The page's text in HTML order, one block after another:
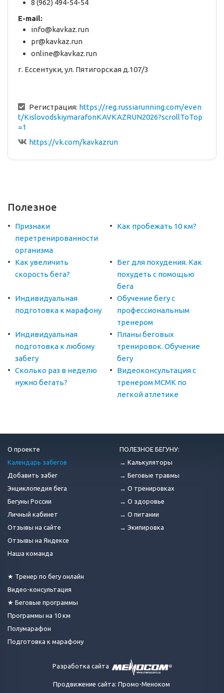
8 (962) 494-54-54
E-mail:
info@kavkaz.run
pr@kavkaz.run
online@kavkaz.run
г. Ессентуки, ул. Пятигорская д.107/3
Регистрация: https://reg.russiarunning.com/even
t/KislovodskiymarafonKAVKAZRUN2026?scrollToTop
=1
https://vk.com/kavkazrun
Полезное
Признаки
перетренированности
организма
Как пробежать 10 км?
Как увеличить
скорость бега?
Бег для похудения. Как
похудеть с помощью
бега
Индивидуальная
подготовка к марафону
Обучение бегу с
профессиональным
тренером
Индивидуальная
подготовка к любому
забегу
Планы беговых
тренировок. Обучение
бегу
Сколько раз в неделю
нужно бегать?
Видеоконсультация с
тренером МСМК по
легкой атлетике
О проекте
Календарь забегов
Добавить забег
Энциклопедия бега
Бегуны России
Личный кабинет
Отзывы на сайте
Отзывы на Яндексе
Наша команда
★ Тренер по бегу онлайн
Видео-консультация
★ Беговые программы
Программы на 10 км
Полумарафон
Подготовка к марафону
ПОЛЕЗНОЕ БЕГУНУ:
→ Калькуляторы
→ Беговые травмы
→ О тренировках
→ О здоровье
→ О питании
→ Экипировка
Разработка сайта
Продвижение сайта: Промо-Меноком